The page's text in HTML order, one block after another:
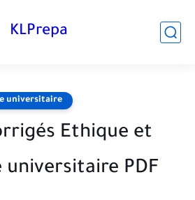
KLPrepa
universitaire
Ethique et
PDF